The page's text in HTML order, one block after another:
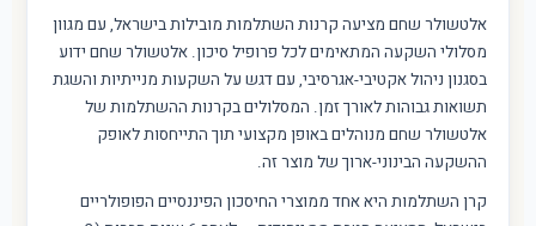
אלטשולר שחם מציעה קרנות השתלמות מובילות בישראל, עם מגוון
מסלולי השקעה המתאימים לכל פרופיל סיכון. אלטשולר שחם ידוע
בסגנון ניהול אקטיבי-אגרסיבי, עם דגש על השקעות מנייתיות והשגת
תשואות גבוהות לאורך זמן. המסלולים בקרנות ההשתלמות של
אלטשולר שחם מנוהלים באופן מקצועי תוך התייחסות לאופק
ההשקעה הבינוני-ארוך של מוצר זה.
קרן השתלמות היא אחד ממוצרי החיסכון הפיננסיים הפופולריים